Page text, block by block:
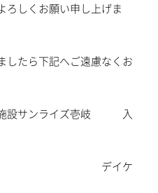
ろしくお願い申し上げま
したら下記へご遠慮なくお
ンライズ壱岐 入
ケ